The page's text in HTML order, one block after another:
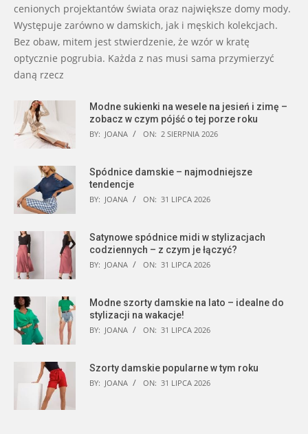
cenionych projektantów świata oraz największe domy mody.
Występuje zarówno w damskich, jak i męskich kolekcjach.
Bez obaw, mitem jest stwierdzenie, że wzór w kratę
optycznie pogrubia. Każda z nas musi sama przymierzyć
daną rzecz
Modne sukienki na wesele na jesień i zimę –
zobacz w czym pójść o tej porze roku
BY: JOANA ON: 2 SIERPNIA 2026
Spódnice damskie – najmodniejsze
tendencje
BY: JOANA ON: 31 LIPCA 2026
Satynowe spódnice midi w stylizacjach
codziennych – z czym je łączyć?
BY: JOANA ON: 31 LIPCA 2026
Modne szorty damskie na lato – idealne do
stylizacji na wakacje!
BY: JOANA ON: 31 LIPCA 2026
Szorty damskie popularne w tym roku
BY: JOANA ON: 31 LIPCA 2026